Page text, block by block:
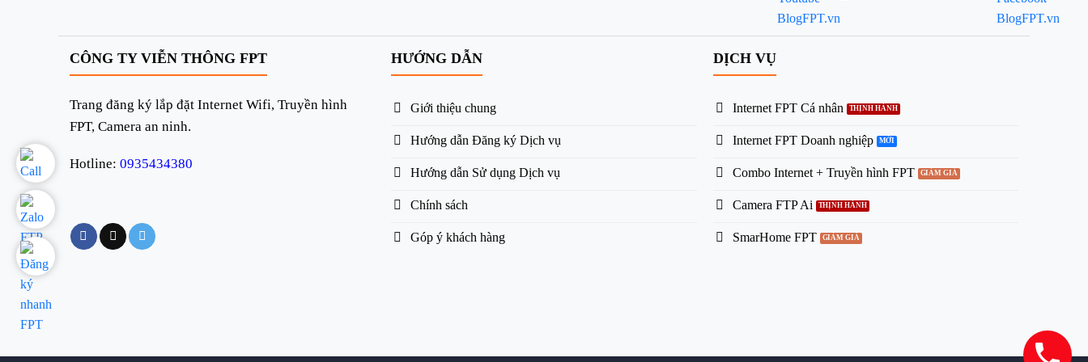
CÔNG TY VIỄN THÔNG FPT
Trang đăng ký lắp đặt Internet Wifi, Truyền hình
FPT, Camera an ninh.
Hotline: 0935434380
HƯỚNG DẪN
Giới thiệu chung
Hướng dẫn Đăng ký Dịch vụ
Hướng dẫn Sử dụng Dịch vụ
Chính sách
Góp ý khách hàng
DỊCH VỤ
Internet FPT Cá nhân
Internet FPT Doanh nghiệp
Combo Internet + Truyền hình FPT
Camera FTP Ai
SmarHome FPT